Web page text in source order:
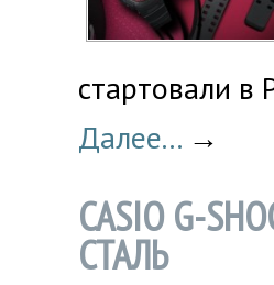
стартовали в
Далее... →
CASIO G-
СТАЛЬ